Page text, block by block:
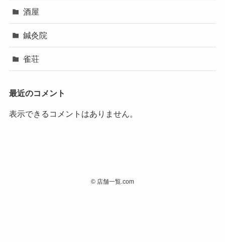
酒屋
鍼灸院
雀荘
最近のコメント
表示できるコメントはありません。
© 店舗一覧.com